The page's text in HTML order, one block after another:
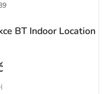
BT Indoor Location